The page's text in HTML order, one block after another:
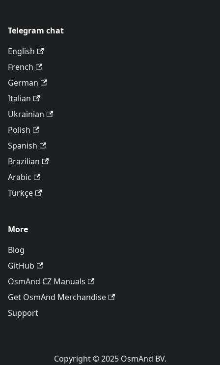
Telegram chat
English
French
German
Italian
Ukrainian
Polish
Spanish
Brazilian
Arabic
Türkçe
More
Blog
GitHub
OsmAnd CZ Manuals
Get OsmAnd Merchandise
Support
Copyright © 2025 OsmAnd BV.